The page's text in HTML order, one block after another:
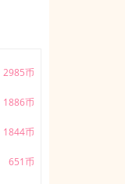
2985币
1886币
1844币
651币